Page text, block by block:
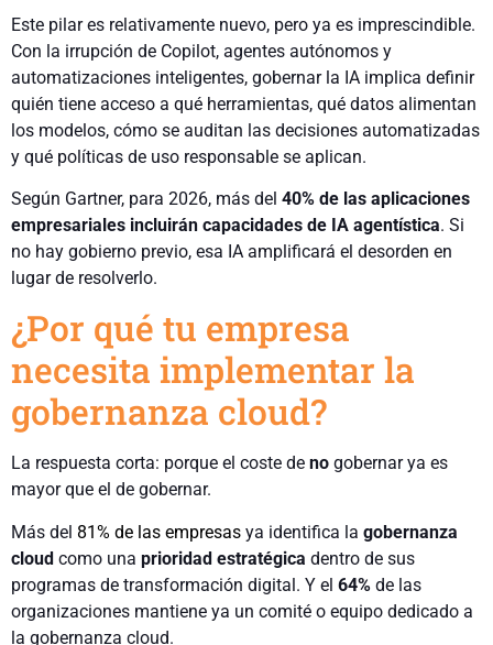
Este pilar es relativamente nuevo, pero ya es imprescindible.
Con la irrupción de Copilot, agentes autónomos y
automatizaciones inteligentes, gobernar la IA implica definir
quién tiene acceso a qué herramientas, qué datos alimentan
los modelos, cómo se auditan las decisiones automatizadas
y qué políticas de uso responsable se aplican.
Según Gartner, para 2026, más del 40% de las aplicaciones
empresariales incluirán capacidades de IA agentística. Si
no hay gobierno previo, esa IA amplificará el desorden en
lugar de resolverlo.
¿Por qué tu empresa
necesita implementar la
gobernanza cloud?
La respuesta corta: porque el coste de no gobernar ya es
mayor que el de gobernar.
Más del 81% de las empresas ya identifica la gobernanza
cloud como una prioridad estratégica dentro de sus
programas de transformación digital. Y el 64% de las
organizaciones mantiene ya un comité o equipo dedicado a
la gobernanza cloud.